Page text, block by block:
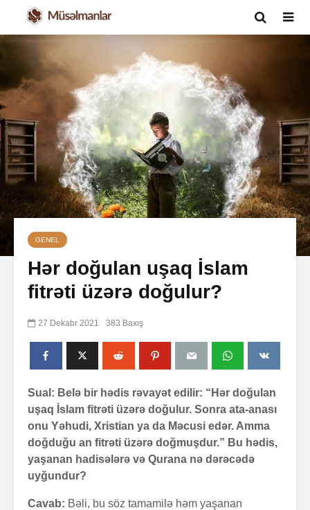
GENEL
Hər doğulan uşaq İslam
fitrəti üzərə doğulur?
27 Dekabr 2021 383 Baxış
Sual: Belə bir hədis rəvayət edilir: “Hər doğulan
uşaq İslam fitrəti üzərə doğulur. Sonra ata-anası
onu Yəhudi, Xristian ya da Məcusi edər. Amma
doğduğu an fitrəti üzərə doğmuşdur.” Bu hədis,
yaşanan hadisələrə və Qurana nə dərəcədə
uyğundur?
Cavab: Bəli, bu söz tamamilə həm yaşanan